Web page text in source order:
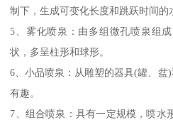
制下，生成可变化长度和跳跃时间的
5、雾化喷泉：由多组微孔喷泉组
状，多呈柱形和球形。
6、小品喷泉：从雕塑的器具(罐、盆
有趣。
7、组合喷泉：具有一定规模，喷水